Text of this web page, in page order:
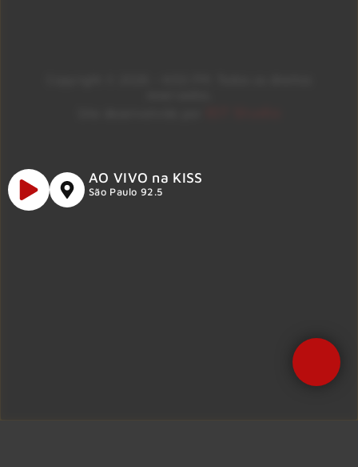
AO VIVO na KISS
São Paulo 92.5